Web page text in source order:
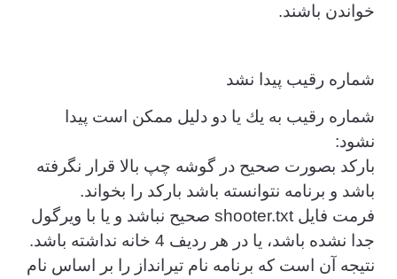
خواندن باشند.
شماره رقيب پيدا نشد
شماره رقيب به يك يا دو دليل ممكن است پيدا
نشود:
باركد بصورت صحيح در گوشه چپ بالا قرار نگرفته
باشد و برنامه نتوانسته باشد باركد را بخواند.
فرمت فايل shooter.txt صحيح نباشد و يا با ويرگول
جدا نشده باشد، يا در هر رديف 4 خانه نداشته باشد.
نتيجه آن است كه برنامه نام تيرانداز را بر اساس نام